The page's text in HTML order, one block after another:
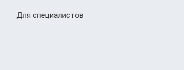
Для специалистов